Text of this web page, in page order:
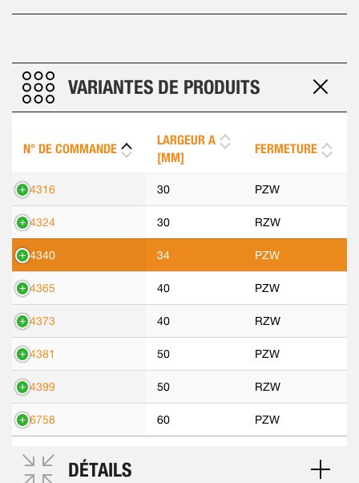
VARIANTES DE PRODUITS
N° DE COMMANDE
LARGEUR A
[MM]
FERMETURE
14316 30 PZW
14324 30 RZW
14340 34 PZW
14365 40 PZW
14373 40 RZW
14381 50 PZW
14399 50 RZW
16758 60 PZW
DÉTAILS